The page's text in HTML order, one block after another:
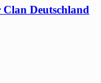
Deutschland